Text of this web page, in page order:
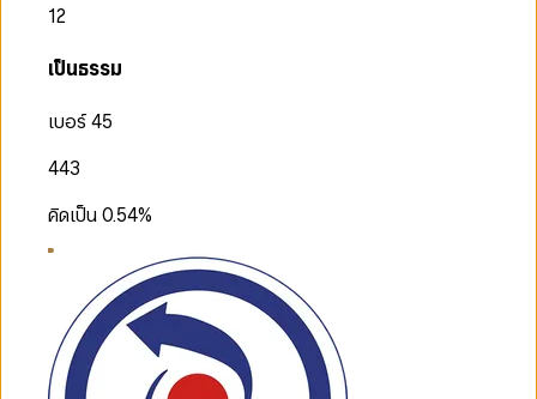
12
เป็นธรรม
เบอร์ 45
443
คิดเป็น0.54%